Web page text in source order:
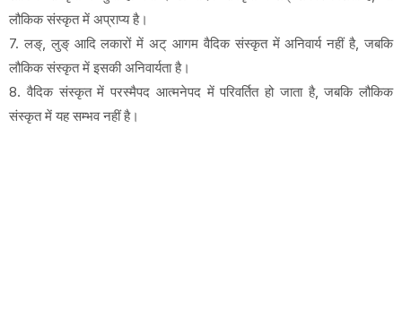
लौकिक संस्कृत में अप्राप्य है।
7. लङ्, लुङ् आदि लकारों में अट् आगम वैदिक संस्कृत में अनिवार्य नहीं है, जबकि
लौकिक संस्कृत में इसकी अनिवार्यता है।
8. वैदिक संस्कृत में परस्मैपद आत्मनेपद में परिवर्तित हो जाता है, जबकि लौकिक
संस्कृत में यह सम्भव नहीं है।